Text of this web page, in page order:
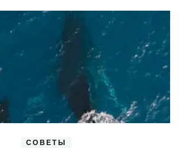
СОВЕТЫ